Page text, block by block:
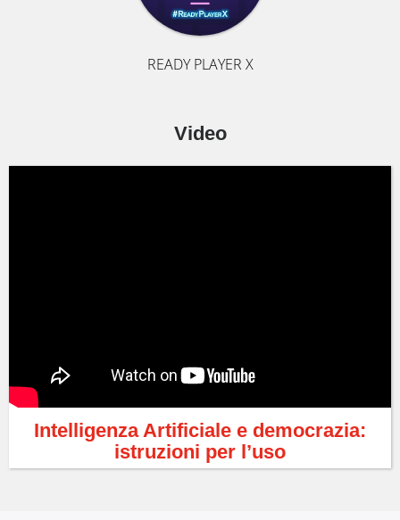
READY PLAYER X
Video
Intelligenza Artificiale e democrazia:
istruzioni per l’uso